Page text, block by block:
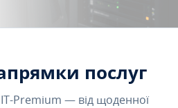
послуг
Premium — від щоденної